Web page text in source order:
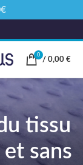
0
/ 0,00 €
tissu
sans